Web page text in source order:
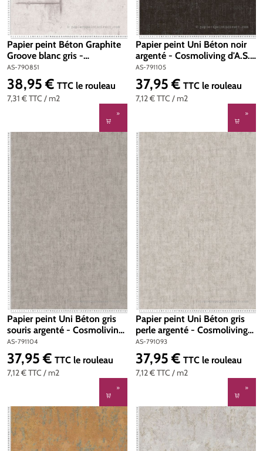
Papier peint Béton Graphite
Groove blanc gris -
Cosmoliving d'A.S. Création |
Réf. AS-790851
AS-790851
7,31 €TTC / m2
Prix régulier :
38,95 € TTC le rouleau
Papier peint Uni Béton noir
argenté - Cosmoliving d'A.S.
Création | Réf. AS-791105
AS-791105
7,12 €TTC / m2
Prix régulier :
37,95 € TTC le rouleau
Papier peint Uni Béton gris
souris argenté - Cosmoliving
d'A.S. Création | Réf. AS-
791104
AS-791104
7,12 €TTC / m2
Prix régulier :
37,95 € TTC le rouleau
Papier peint Uni Béton gris
perle argenté - Cosmoliving
d'A.S. Création | Réf. AS-
791093
AS-791093
7,12 €TTC / m2
Prix régulier :
37,95 € TTC le rouleau